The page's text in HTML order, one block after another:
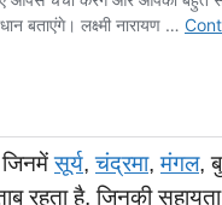
जिनमेंसूर्य,चंद्रमा,मंगल,
रहता है, जिनकी